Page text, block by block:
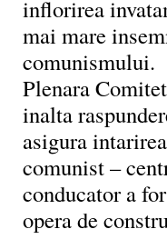
inflorirea
mai mare
comunismului.
Plenara
inalta
asigura
comunist –
conducator a
opera de